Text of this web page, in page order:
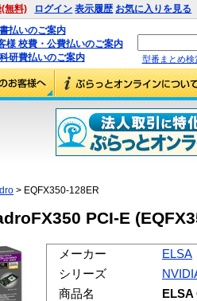
無料) ログイン 表示履歴 お気に入りを見る
払いのご案内
様 校費・公費払いのご案内
研費払いのご案内
型番まとめ検
> EQFX350-128ER
PCI-E
メーカー
ELSA
シリーズ
商品名